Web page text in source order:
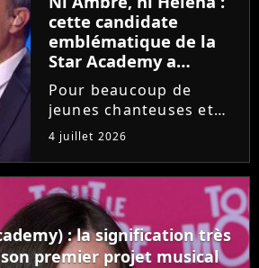
dates de sa...
cette candidate
emblématique de la
Star Academy a
souffert après
l'émission, "J'étais
traitée de potiche"
Pour beaucoup de
jeunes chanteuses et
chanteurs, la Star
Academy est un rêve.
Mais comme l'a rappelé
une ancienne gagnante,
l'émission de TF1 n'est
pas toujours simple à
vivre.
4 juillet 2026
: la signification très
premier projet musical